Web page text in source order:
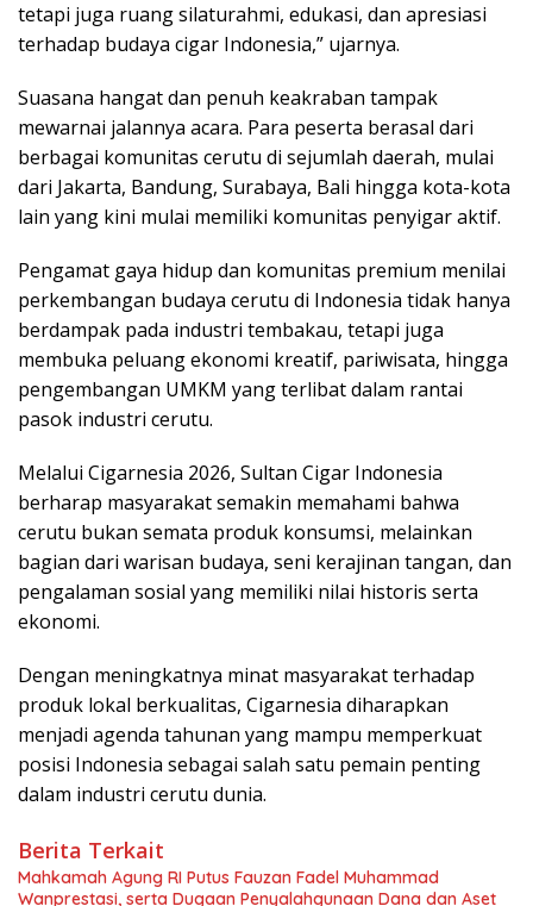
tetapi juga ruang silaturahmi, edukasi, dan apresiasi
terhadap budaya cigar Indonesia,” ujarnya.
Suasana hangat dan penuh keakraban tampak
mewarnai jalannya acara. Para peserta berasal dari
berbagai komunitas cerutu di sejumlah daerah, mulai
dari Jakarta, Bandung, Surabaya, Bali hingga kota-kota
lain yang kini mulai memiliki komunitas penyigar aktif.
Pengamat gaya hidup dan komunitas premium menilai
perkembangan budaya cerutu di Indonesia tidak hanya
berdampak pada industri tembakau, tetapi juga
membuka peluang ekonomi kreatif, pariwisata, hingga
pengembangan UMKM yang terlibat dalam rantai
pasok industri cerutu.
Melalui Cigarnesia 2026, Sultan Cigar Indonesia
berharap masyarakat semakin memahami bahwa
cerutu bukan semata produk konsumsi, melainkan
bagian dari warisan budaya, seni kerajinan tangan, dan
pengalaman sosial yang memiliki nilai historis serta
ekonomi.
Dengan meningkatnya minat masyarakat terhadap
produk lokal berkualitas, Cigarnesia diharapkan
menjadi agenda tahunan yang mampu memperkuat
posisi Indonesia sebagai salah satu pemain penting
dalam industri cerutu dunia.
Berita Terkait
Mahkamah Agung RI Putus Fauzan Fadel Muhammad
Wanprestasi, serta Dugaan Penyalahgunaan Dana dan Aset